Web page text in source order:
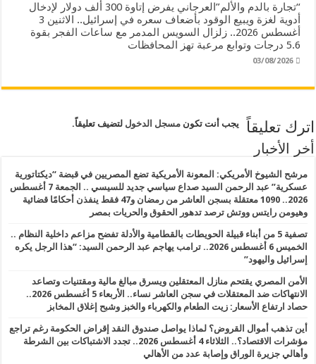
“تجارة بالدم والألم”العرجاني يفرض إتاوة 300 ألف دولار لإدخال
أدوية لغزة ويبيع الوقود بأضعاف سعره في إسرائيل.. الاثنين 3
أغسطس 2026.. زلزال السويس المدمر مع ساعات الفجر بقوة
5.6 درجات وتوابع مرعبة تهز المحافظات
03/08/2026
اترك تعليقاً يجب أنت تكونمسجل الدخول لتضيف تعليقاً.
أخر الأخبار
مرشح الشيوخ الأمريكي: المعونة الأمريكية تضع المصريين في قبضة “ديكتاتورية
عسكرية” عبد الرحمن السيد صداع سياسي جديد للسيسي .. الجمعة 7 أغسطس
2026.. 1090 معتقلة بسجن العاشر من رمضان و47 فقط ينفذن أحكامًا قضائية
وهيومن رايتس ووتش ترصد تدهور الحقوق والحريات بمصر
تصفية 5 من أبناء قبيلة الحويطات بالقطامية والأدلة تفضح مزاعم داخلية النظام ..
الخميس 6 أغسطس 2026.. ترامب يهاجم عبد الرحمن السيد: “هذا الرجل يكره
إسرائيل واليهود”
الأمن المصري يقتحم منازل المعتقلين ويسرق مبالغ مالية ومقتنيات وتصاعد
الانتهاكات ضد المعتقلات في سجن العاشر نساء.. الأربعاء 5 أغسطس 2026..
حصاد ارتفاع الأسعار: زيت الطعام والكهرباء والخبز وشبح إغلاق المخابز
أين تذهب أموال القروض؟ لماذا يواصل صندوق النقد إقراض الحكومة رغم تراجع
مؤشرات الاقتصاد؟.. الثلاثاء 4 أغسطس 2026.. تجدد الاشتباكات بين الشرطة
وأهالي جزيرة الوراق وإصابة عدد من الأهالي